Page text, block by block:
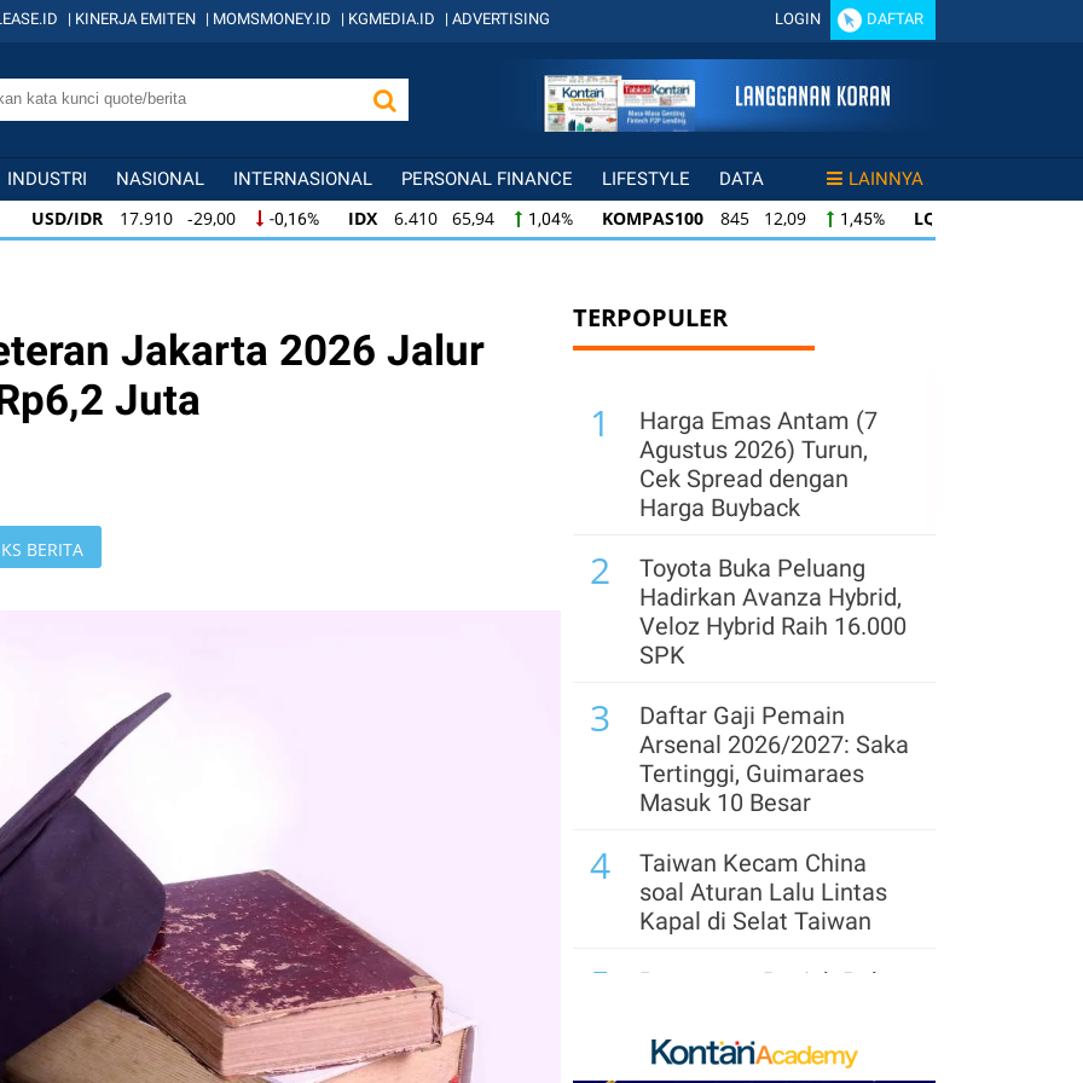
| KINERJA EMITEN | MOMSMONEY.ID | KGMEDIA.ID | ADVERTISING LOGIN DAFTAR
INDUSTRI NASIONAL INTERNASIONAL PERSONAL FINANCE LIFESTYLE DATA LAINNYA
USD/IDR 17.910 -29,00 -0,16% IDX 6.410 65,94 1,04% KOMPAS100 845 12,09 1,45% LQ45
USD/IDR
17.910 -29,00 -0,16% IDX 6.410 65,94 1,04% KOMPAS100 845 12,09 1,45% LQ45
Jakarta 2026 Jalur
Juta
BERITA
TERPOPULER
1
Harga Emas Antam (7
Agustus 2026) Turun,
Cek Spread dengan
Harga Buyback
2
Toyota Buka Peluang
Hadirkan Avanza Hybrid,
Veloz Hybrid Raih 16.000
SPK
3
Daftar Gaji Pemain
Arsenal 2026/2027: Saka
Tertinggi, Guimaraes
Masuk 10 Besar
4
Taiwan Kecam China
soal Aturan Lalu Lintas
Kapal di Selat Taiwan
5
Penguatan Rupiah Pekan
Dolar